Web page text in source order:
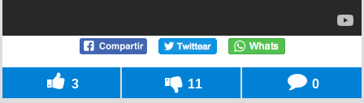
3 11 0